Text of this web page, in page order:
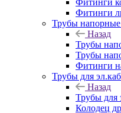
Фитинги
Трубы
Назад
Трубы
Трубы
Фитинги
Трубы для
Назад
Трубы для
Колодец